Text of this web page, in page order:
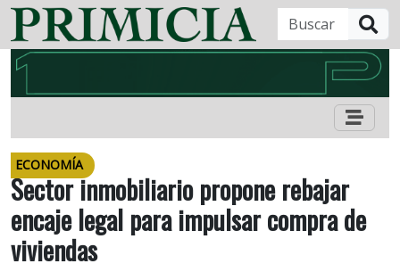
ECONOMÍA
Sector inmobiliario propone rebajar
encaje legal para impulsar compra de
viviendas